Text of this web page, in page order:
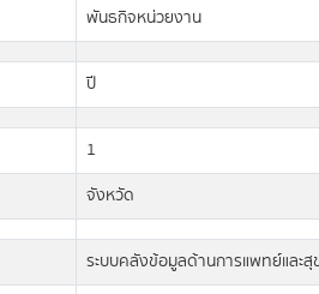
พันธกิจหน่วยงาน
ปี
1
จังหวัด
ระบบคลังข้อมูลด้านการแพทย์และ